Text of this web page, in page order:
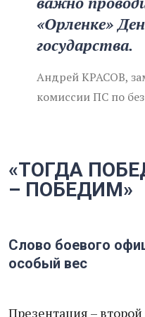
«Орленке»
государства.
Андрей КРАСОВ,
комиссии ПС по
«ТОГДА
– ПОБЕДИМ»
Слово боевого
особый вес
Презентация –